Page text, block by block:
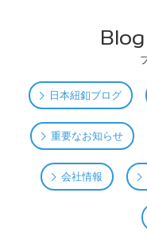
日本紐釦ブログ
重要なお知らせ
会社情報